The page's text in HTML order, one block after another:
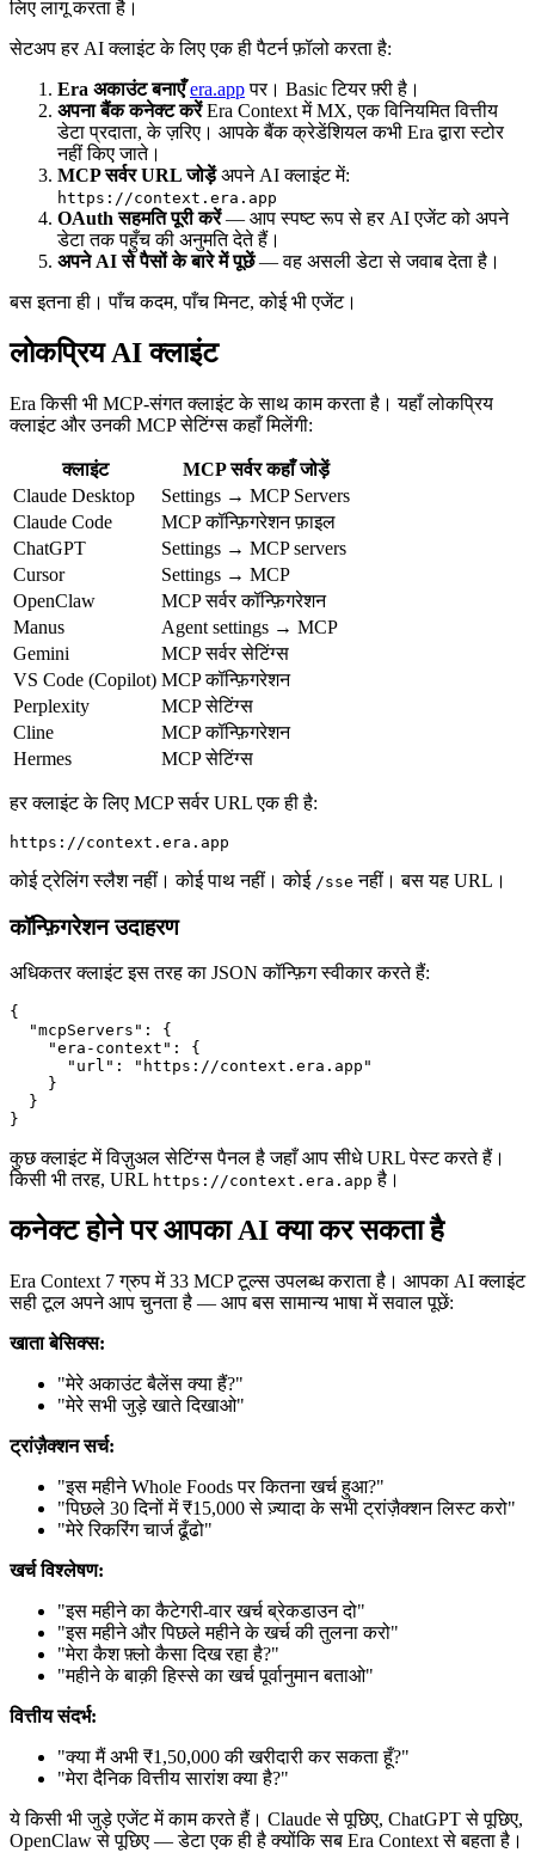
लिए लागू करता है।
सेटअप हर AI क्लाइंट के लिए एक ही पैटर्न फ़ॉलो करता है:
Era अकाउंट बनाएँ era.appपर। Basic टियर फ़्री है।
अपना बैंक कनेक्ट करेंEra Context में MX, एक विनियमित वित्तीय
डेटा प्रदाता, के ज़रिए। आपके बैंक क्रेडेंशियल कभी Era द्वारा स्टोर
नहीं किए जाते।
MCP सर्वर URL जोड़ेंअपने AI क्लाइंट में:
https://context.era.app
OAuth सहमति पूरी करें— आप स्पष्ट रूप से हर AI एजेंट को अपने
डेटा तक पहुँच की अनुमति देते हैं।
अपने AI से पैसों के बारे में पूछें— वह असली डेटा से जवाब देता है।
बस इतना ही। पाँच कदम, पाँच मिनट, कोई भी एजेंट।
लोकप्रिय AI क्लाइंट
Era किसी भी MCP-संगत क्लाइंट के साथ काम करता है। यहाँ लोकप्रिय
क्लाइंट और उनकी MCP सेटिंग्स कहाँ मिलेंगी:
क्लाइंट
MCP सर्वर कहाँ जोड़ें
Claude Desktop
Settings → MCP Servers
Claude Code
MCP कॉन्फ़िगरेशन फ़ाइल
ChatGPT
Settings → MCP servers
Cursor
Settings → MCP
OpenClaw
MCP सर्वर कॉन्फ़िगरेशन
Manus
Agent settings → MCP
Gemini
MCP सर्वर सेटिंग्स
VS Code (Copilot) MCP कॉन्फ़िगरेशन
Perplexity
MCP सेटिंग्स
Cline
MCP कॉन्फ़िगरेशन
Hermes
MCP सेटिंग्स
हर क्लाइंट के लिए MCP सर्वर URL एक ही है:
कोई ट्रेलिंग स्लैश नहीं। कोई पाथ नहीं। कोई /sse नहीं। बस यह URL।
कॉन्फ़िगरेशन उदाहरण
अधिकतर क्लाइंट इस तरह का JSON कॉन्फ़िग स्वीकार करते हैं:
{
  "mcpServers": {
    "era-context": {
      "url": "https://context.era.app"
    }
  }
कुछ क्लाइंट में विज़ुअल सेटिंग्स पैनल है जहाँ आप सीधे URL पेस्ट करते हैं।
किसी भी तरह, URL https://context.era.app है।
कनेक्ट होने पर आपका AI क्या कर सकता है
Era Context 7 ग्रुप में 33 MCP टूल्स उपलब्ध कराता है। आपका AI क्लाइंट
सही टूल अपने आप चुनता है — आप बस सामान्य भाषा में सवाल पूछें:
खाता बेसिक्स:
"मेरे अकाउंट बैलेंस क्या हैं?"
"मेरे सभी जुड़े खाते दिखाओ"
ट्रांज़ैक्शन सर्च:
"इस महीने Whole Foods पर कितना खर्च हुआ?"
"पिछले 30 दिनों में ₹15,000 से ज़्यादा के सभी ट्रांज़ैक्शन लिस्ट करो"
"मेरे रिकरिंग चार्ज ढूँढो"
खर्च विश्लेषण:
"इस महीने का कैटेगरी-वार खर्च ब्रेकडाउन दो"
"इस महीने और पिछले महीने के खर्च की तुलना करो"
"मेरा कैश फ़्लो कैसा दिख रहा है?"
"महीने के बाक़ी हिस्से का खर्च पूर्वानुमान बताओ"
वित्तीय संदर्भ:
"क्या मैं अभी ₹1,50,000 की खरीदारी कर सकता हूँ?"
"मेरा दैनिक वित्तीय सारांश क्या है?"
ये किसी भी जुड़े एजेंट में काम करते हैं। Claude से पूछिए, ChatGPT से पूछिए,
OpenClaw से पूछिए — डेटा एक ही है क्योंकि सब Era Context से बहता है।